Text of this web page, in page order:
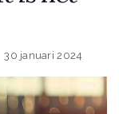
30 januari 2024